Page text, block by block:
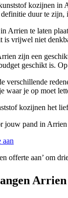
kozijnen in
duur te zijn,
Arrien te laten
is vrijwel niet
zijn een
geschikt is.
verschillende
waar je op moet
kozijnen het
jouw pand in Arrien
aan
offerte aan’ om
Arrien